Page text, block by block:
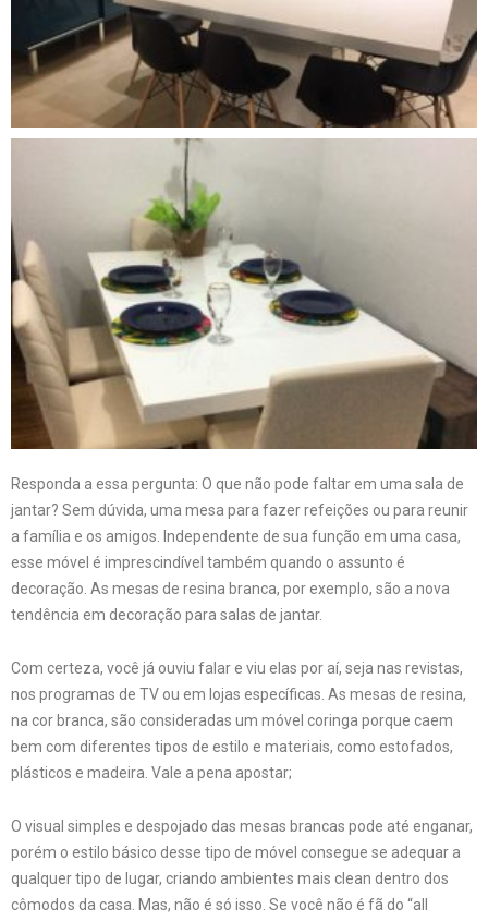
Responda a essa pergunta: O que não pode faltar em uma sala de
jantar? Sem dúvida, uma mesa para fazer refeições ou para reunir
a família e os amigos. Independente de sua função em uma casa,
esse móvel é imprescindível também quando o assunto é
decoração. As mesas de resina branca, por exemplo, são a nova
tendência em decoração para salas de jantar.
Com certeza, você já ouviu falar e viu elas por aí, seja nas revistas,
nos programas de TV ou em lojas específicas. As mesas de resina,
na cor branca, são consideradas um móvel coringa porque caem
bem com diferentes tipos de estilo e materiais, como estofados,
plásticos e madeira. Vale a pena apostar;
O visual simples e despojado das mesas brancas pode até enganar,
porém o estilo básico desse tipo de móvel consegue se adequar a
qualquer tipo de lugar, criando ambientes mais clean dentro dos
cômodos da casa. Mas, não é só isso. Se você não é fã do “all